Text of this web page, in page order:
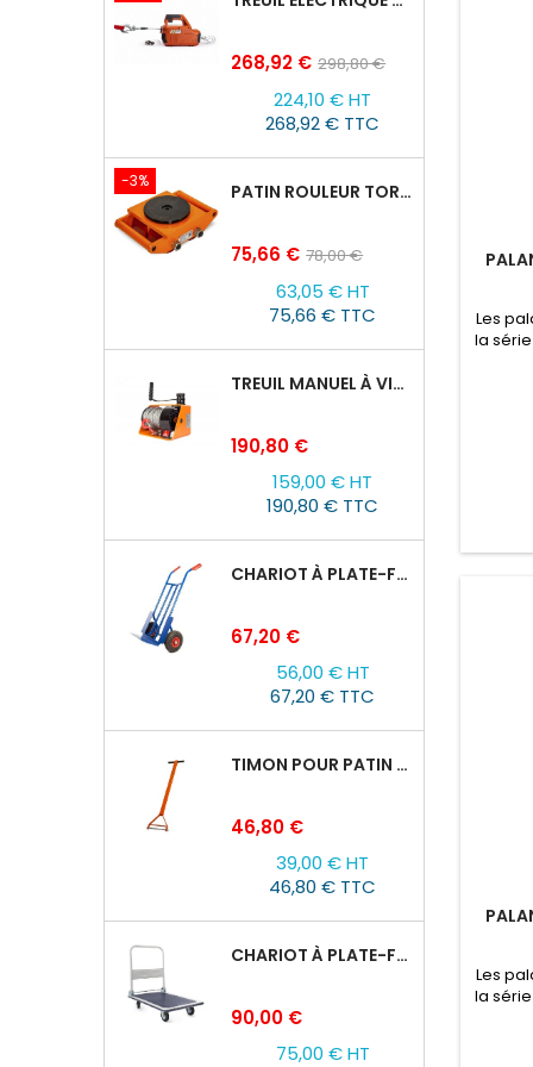
Prix
268,92 € Prix
base
298,80 €
224,10 € HT
268,92 € TTC
-3% PATIN ROULEUR TOR CRA-4 : 6T
Prix
75,66 € Prix
base
78,00 €
63,05 € HT
75,66 € TTC
TREUIL MANUEL À VIS SANS FIN VS500, 0,5TX25M
Prix
190,80 €
159,00 € HT
190,80 € TTC
CHARIOT À PLATE-FORME TOR HT 300
Prix
67,20 €
56,00 € HT
67,20 € TTC
TIMON POUR PATIN ROULEUR CRA-4/6/8
Prix
46,80 €
39,00 € HT
46,80 € TTC
CHARIOT À PLATE-FORME TOR PH 300KG
Prix
90,00 €
75,00 € HT
Les
la
et
et
Les
la
et